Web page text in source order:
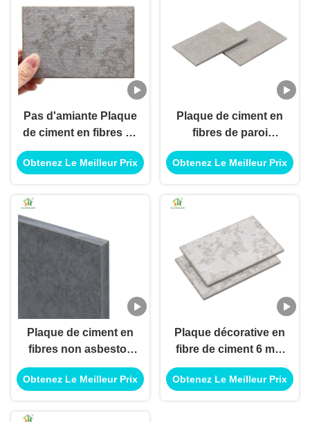
Pas d'amiante Plaque
de ciment en fibres de
cellulose d'une
épaisseur de 5/16
Obtenez Le Meilleur Prix
Plaque de ciment en
fibres de paroi
extérieure de
1220*2440 mm pour
Obtenez Le Meilleur Prix
Plaque de ciment en
fibres non asbestos
de 4x8 pieds 6 mm 8
mm 10 mm 12 mm
extérieurs résidentiels
Obtenez Le Meilleur Prix
Plaque décorative en
fibre de ciment 6 mm
9 mm 12 mm 1220 *
2440 mm
Obtenez Le Meilleur Prix